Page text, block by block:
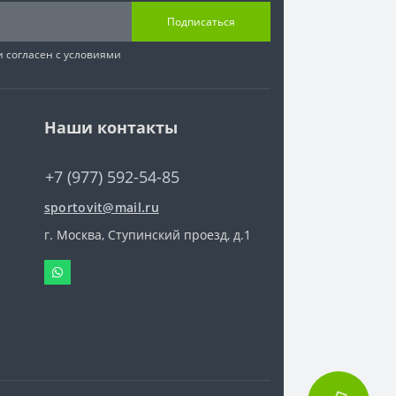
Подписаться
согласен с условиями
Наши контакты
+7 (977) 592-54-85
sportovit@mail.ru
г. Москва, Ступинский проезд, д.1